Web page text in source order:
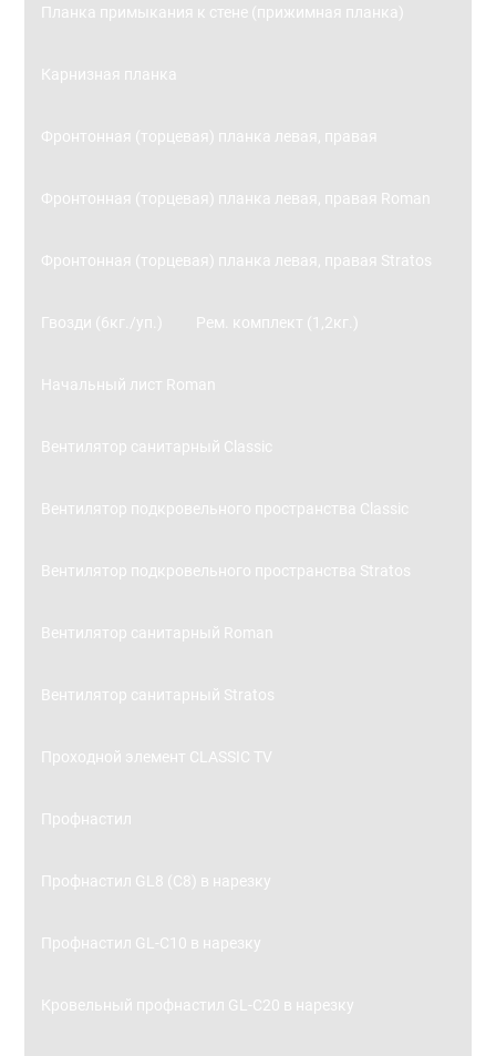
Планка примыкания к стене (прижимная планка)
Карнизная планка
Фронтонная (торцевая) планка левая, правая
Фронтонная (торцевая) планка левая, правая Roman
Фронтонная (торцевая) планка левая, правая Stratos
Гвозди (6кг./уп.) Рем. комплект (1,2кг.)
Начальный лист Roman
Вентилятор санитарный Classic
Вентилятор подкровельного пространства Classic
Вентилятор подкровельного пространства Stratos
Вентилятор санитарный Roman
Вентилятор санитарный Stratos
Проходной элемент CLASSIC TV
Профнастил
Профнастил GL8 (С8) в нарезку
Профнастил GL-С10 в нарезку
Кровельный профнастил GL-С20 в нарезку